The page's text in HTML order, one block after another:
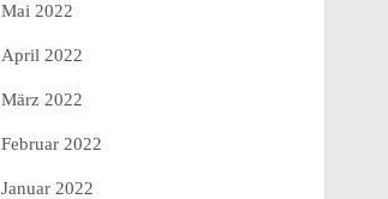
Mai 2022
April 2022
März 2022
Februar 2022
Januar 2022